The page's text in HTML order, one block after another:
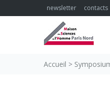
to
newsletter contacts
Accueil >